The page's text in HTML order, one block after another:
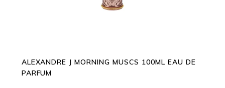
ALEXANDRE J MORNING MUSCS 100ML EAU DE
PARFUM